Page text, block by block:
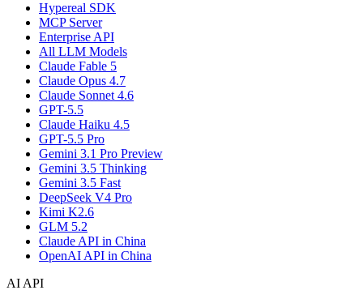
Hypereal SDK
MCP Server
Enterprise API
All LLM Models
Claude Fable 5
Claude Opus 4.7
Claude Sonnet 4.6
GPT-5.5
Claude Haiku 4.5
GPT-5.5 Pro
Gemini 3.1 Pro Preview
Gemini 3.5 Thinking
Gemini 3.5 Fast
DeepSeek V4 Pro
Kimi K2.6
GLM 5.2
Claude API in China
OpenAI API in China
AI API